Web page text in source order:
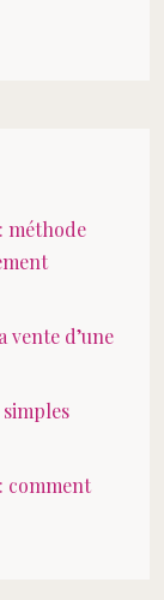
méthode
vente d’une
comment